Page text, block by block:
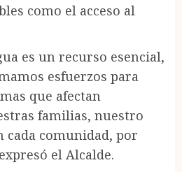
como el acceso al
es un recurso esencial,
esfuerzos para
que afectan
familias, nuestro
cada comunidad, por
el Alcalde.